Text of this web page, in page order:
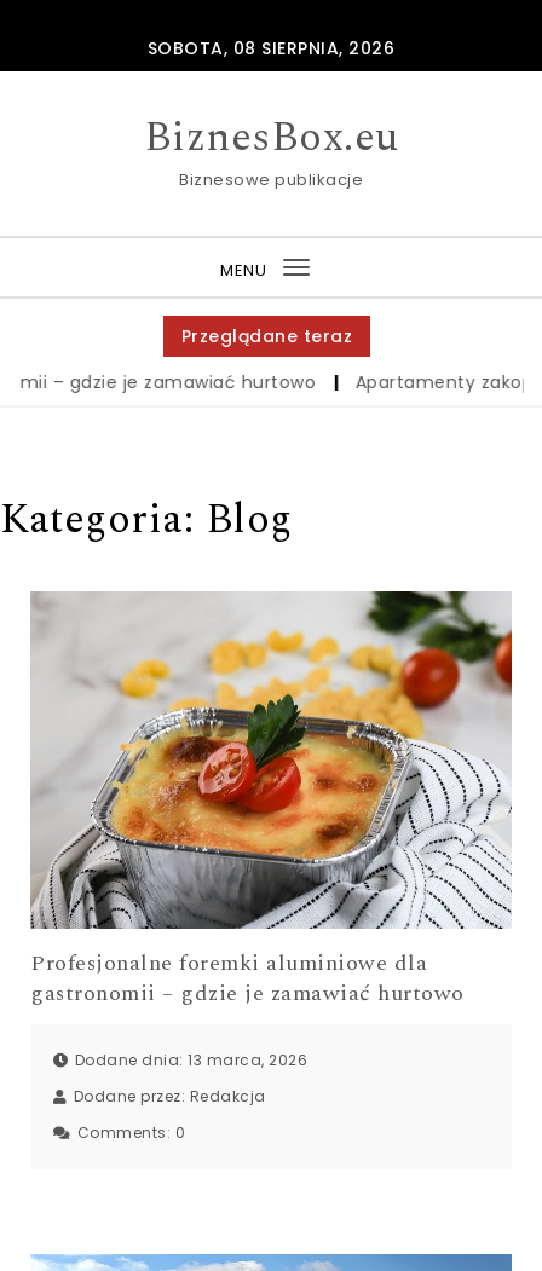
SOBOTA, 08 SIERPNIA, 2026
BiznesBox.eu
Biznesowe publikacje
MENU
Toggle
navigation
Przeglądane teraz
je zamawiać hurtowo
| Apartamenty zakopane –
Kategoria: Blog
Profesjonalne foremki aluminiowe dla
gastronomii – gdzie je zamawiać hurtowo
Dodane dnia: 13 marca, 2026
Dodane przez: Redakcja
Comments: 0